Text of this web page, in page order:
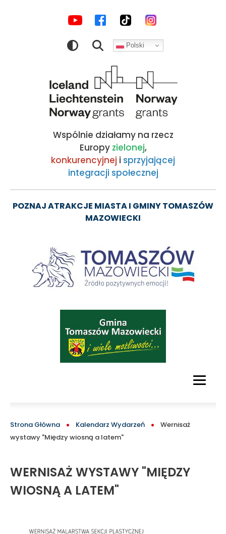
Wernisaż
wystawy
"Między
wiosną
latem"
Kocham
oficjalny
turystyczny
Tomaszowa
okolic
wyszukiwarki
Wspólnie działamy na rzecz
Europy zielonej,
konkurencyjnej i sprzyjającej
integracji społecznej
SPOŁECZNOŚCIOWEPolski
POZNAJ ATRAKCJE MIASTA I GMINY TOMASZÓW
MAZOWIECKI
BLOCK
ŚCIEŻKA
NAWIGACYJNA
Strona Główna Kalendarz Wydarzeń
Wernisaż
wystawy "Między wiosną a latem"
WERNISAŻ WYSTAWY "MIĘDZY
WIOSNĄ A LATEM"